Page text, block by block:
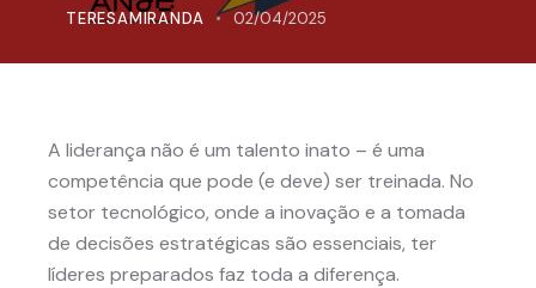
TERESAMIRANDA 02/04/2025
A liderança não é um talento inato – é uma
competência que pode (e deve) ser treinada. No
setor tecnológico, onde a inovação e a tomada
de decisões estratégicas são essenciais, ter
líderes preparados faz toda a diferença.